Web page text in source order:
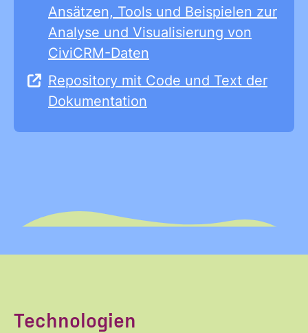
Ansätzen, Tools und Beispielen zur
Analyse und Visualisierung von
CiviCRM-Daten
Repository mit Code und Text der
Dokumentation
Technologien